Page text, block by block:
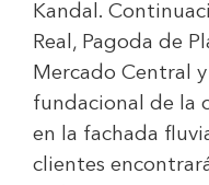
Kandal.
Real, Pagoda de
Mercado Central
fundacional de la
en la fachada
clientes